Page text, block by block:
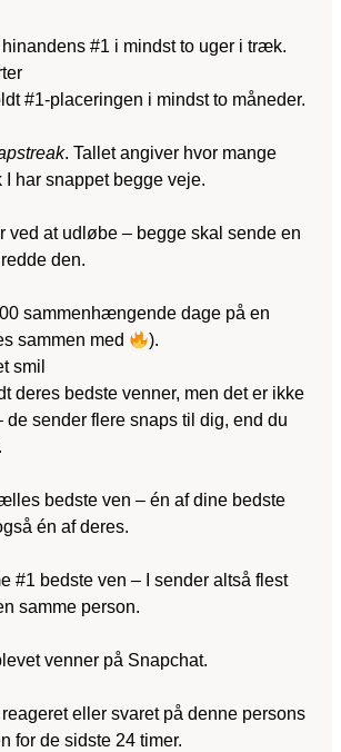
hinandens #1 i mindst to uger i træk.
#1-placeringen i mindst to måneder.
. Tallet angiver hvor mange
har snappet begge veje.
ved at udløbe – begge skal sende en
den.
sammenhængende dage på en
sammen med
).
smil
deres bedste venner, men det er ikke
sender flere snaps til dig, end du
bedste ven – én af dine bedste
én af deres.
#1 bedste ven – I sender altså flest
samme person.
venner på Snapchat.
eller svaret på denne persons
for de sidste 24 timer.